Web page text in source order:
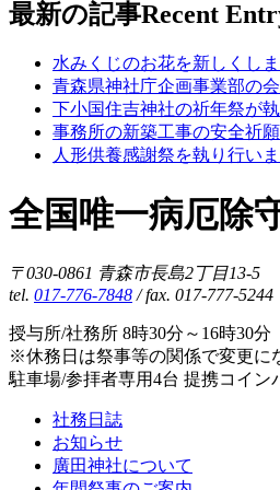
最新の記事Recent
水みくじのお花を新しくしま
青森県神社庁企画事業部の
下小国住吉神社の祈年祭が
事務所の新築工事の安全祈
人形供養感謝祭を執り行いま
全国唯一病厄除
〒030-0861 青森市長島2丁目13-5
tel. 017-776-7848 / fax. 017-777-5244
授与所/社務所 8時30分～16時30分
※休務日は祭事等の関係で変更に
駐車場/参拝者専用4台 提携コイン
社務日誌
お知らせ
廣田神社について